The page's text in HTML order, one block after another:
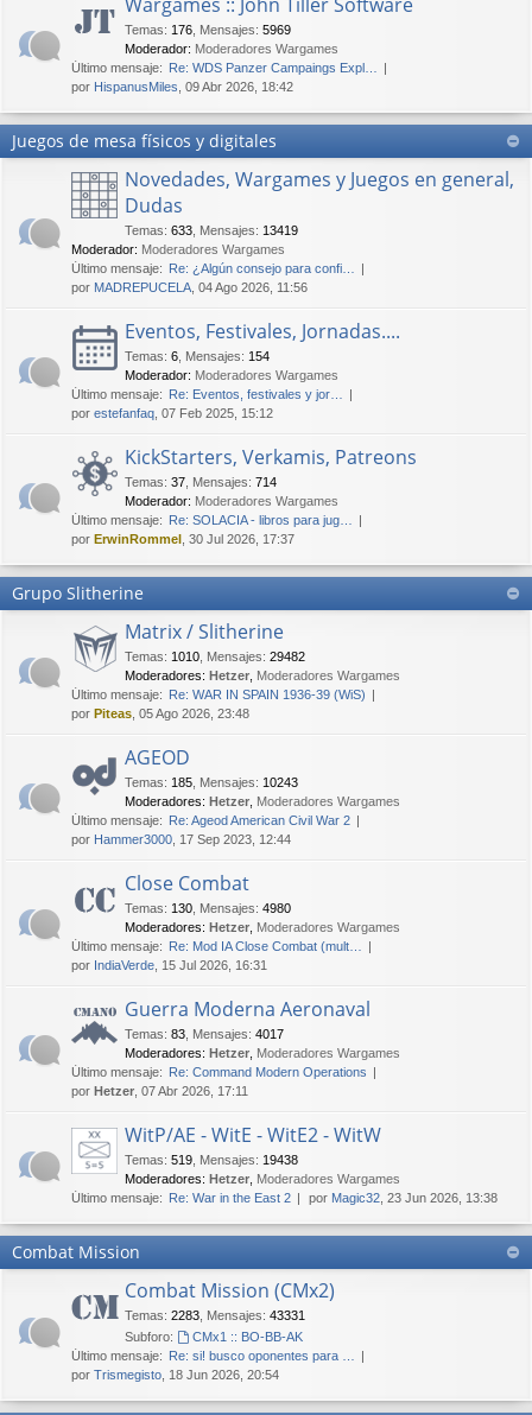
Temas: 176 Mensajes: 5969
Moderador: Moderadores Wargames
Último mensaje: Re: WDS Panzer Campaings Expl…
por HispanusMiles , 09 Abr 2026, 18:42
Juegos de mesa físicos y digitales
Novedades, Wargames y Juegos en general,
Dudas
Temas: 633 Mensajes: 13419
Moderador: Moderadores Wargames
Último mensaje: Re: ¿Algún consejo para confi…
por MADREPUCELA , 04 Ago 2026, 11:56
Eventos, Festivales, Jornadas....
Temas: 6 Mensajes: 154
Moderador: Moderadores Wargames
Último mensaje: Re: Eventos, festivales y jor…
por estefanfaq , 07 Feb 2025, 15:12
KickStarters, Verkamis, Patreons
Temas: 37 Mensajes: 714
Moderador: Moderadores Wargames
Último mensaje: Re: SOLACIA - libros para jug…
por ErwinRommel , 30 Jul 2026, 17:37
Grupo Slitherine
Matrix / Slitherine
Temas: 1010 Mensajes: 29482
Moderadores: Hetzer Moderadores Wargames
Último mensaje: Re: WAR IN SPAIN 1936-39 (WiS)
por Piteas , 05 Ago 2026, 23:48
AGEOD
Temas: 185 Mensajes: 10243
Moderadores: Hetzer Moderadores Wargames
Último mensaje: Re: Ageod American Civil War 2
por Hammer3000 , 17 Sep 2023, 12:44
Close Combat
Temas: 130 Mensajes: 4980
Moderadores: Hetzer Moderadores Wargames
Último mensaje: Re: Mod IA Close Combat (mult…
por IndiaVerde , 15 Jul 2026, 16:31
Guerra Moderna Aeronaval
Temas: 83 Mensajes: 4017
Moderadores: Hetzer Moderadores Wargames
Último mensaje: Re: Command Modern Operations
por Hetzer , 07 Abr 2026, 17:11
WitP/AE - WitE - WitE2 - WitW
Temas: 519 Mensajes: 19438
Moderadores: Hetzer Moderadores Wargames
Último mensaje: Re: War in the East 2 por Magic32 , 23 Jun 2026, 13:38
Combat Mission
Combat Mission (CMx2)
Temas: 2283 Mensajes: 43331
Subforo:
CMx1 :: BO-BB-AK
Último mensaje: Re: si! busco oponentes para …
por Trismegisto , 18 Jun 2026, 20:54